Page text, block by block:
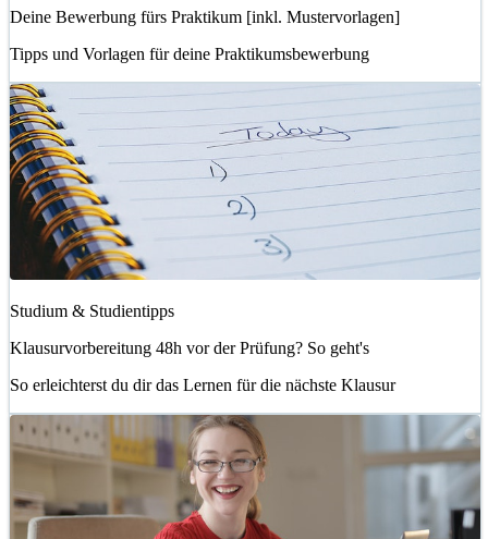
Deine Bewerbung fürs Praktikum [inkl. Mustervorlagen]
Tipps und Vorlagen für deine Praktikumsbewerbung
Studium & Studientipps
Klausurvorbereitung 48h vor der Prüfung? So geht's
So erleichterst du dir das Lernen für die nächste Klausur